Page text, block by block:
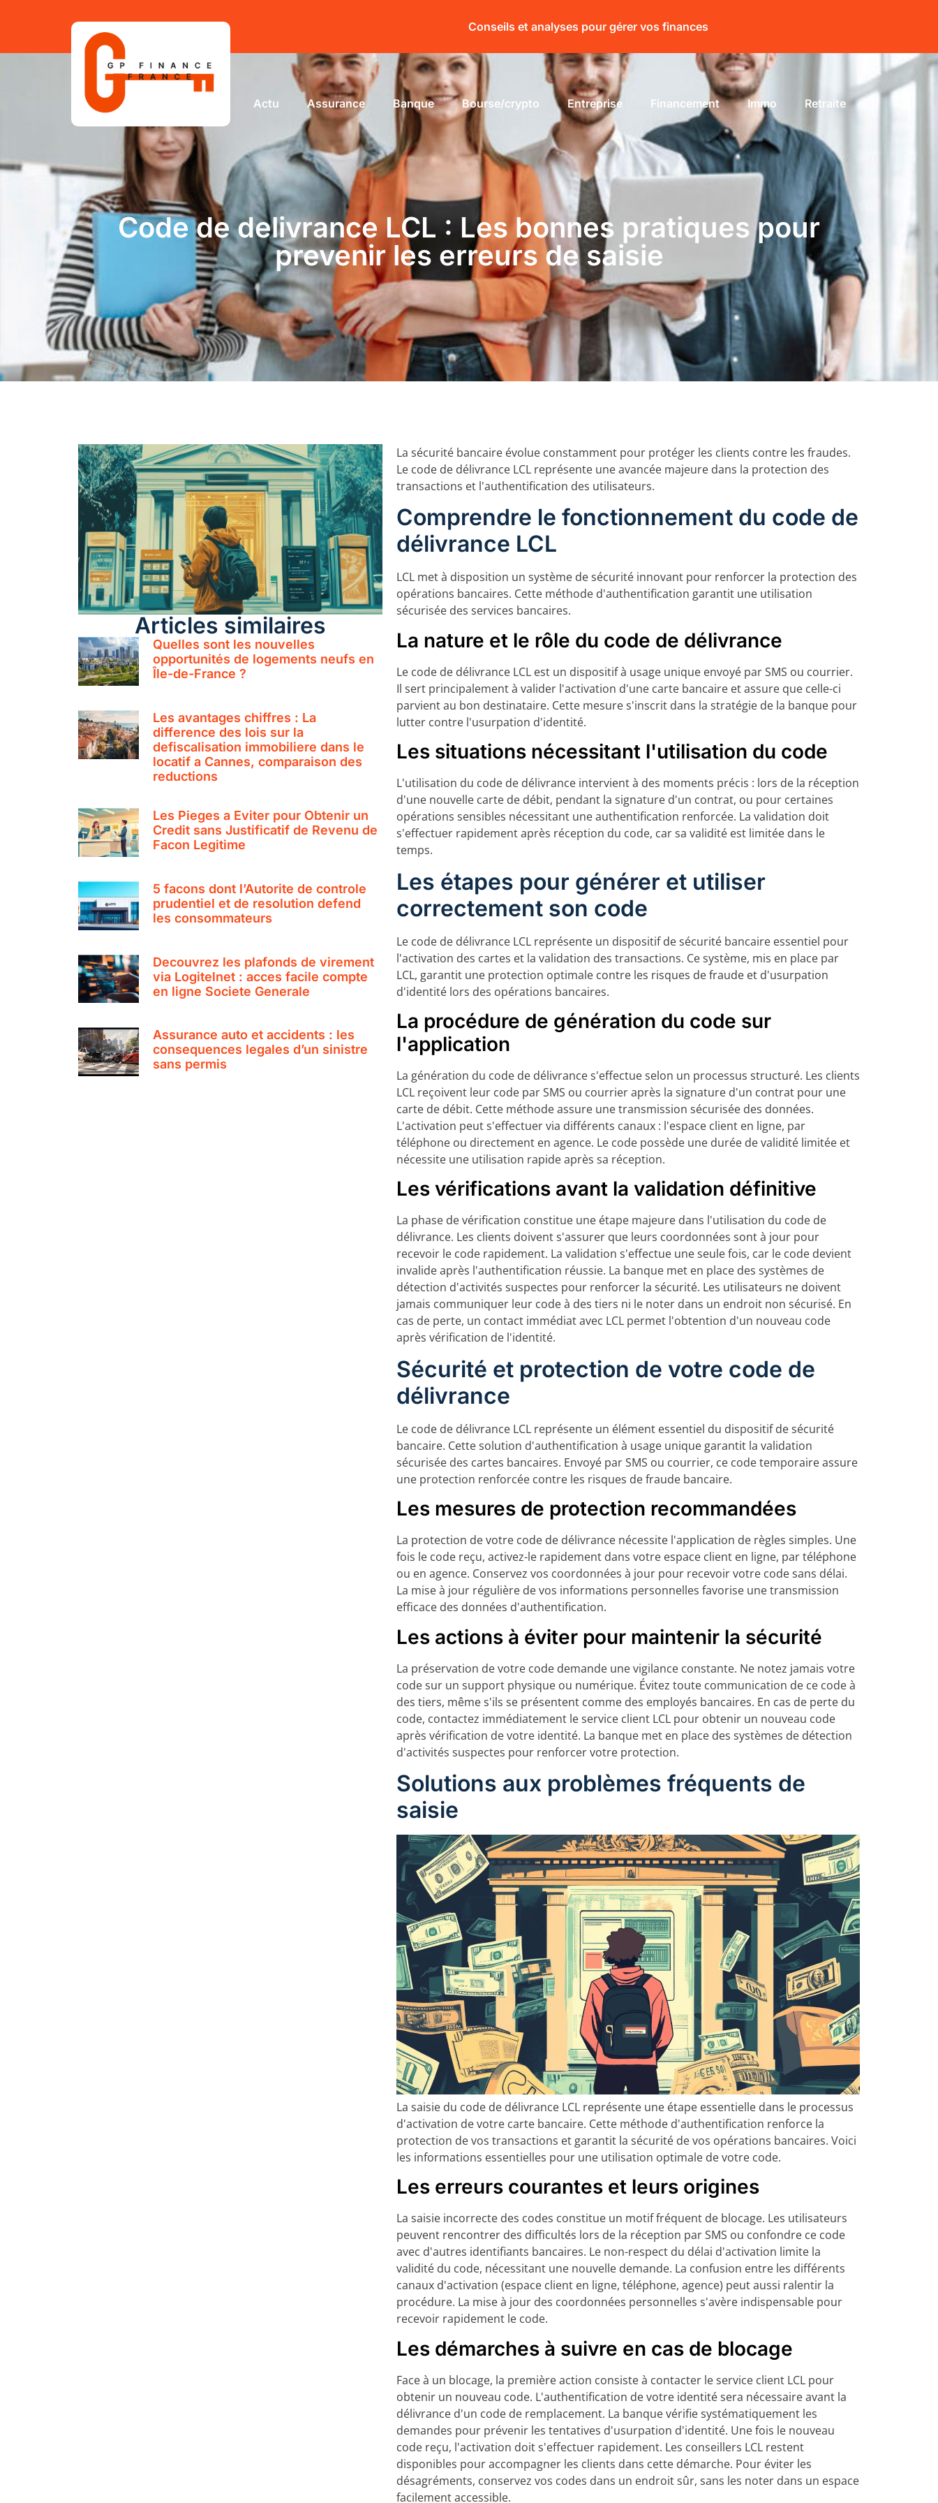
Conseils et analyses pour gérer vos finances
Actu Assurance Banque Bourse/crypto Entreprise Financement Immo Retraite
Code de delivrance LCL : Les bonnes pratiques pour
prevenir les erreurs de saisie
Articles similaires
Quelles sont les nouvelles
opportunités de logements neufs en
Île-de-France ?
Les avantages chiffres : La
difference des lois sur la
defiscalisation immobiliere dans le
locatif a Cannes, comparaison des
reductions
Les Pieges a Eviter pour Obtenir un
Credit sans Justificatif de Revenu de
Facon Legitime
5 facons dont l’Autorite de controle
prudentiel et de resolution defend
les consommateurs
Decouvrez les plafonds de virement
via Logitelnet : acces facile compte
en ligne Societe Generale
Assurance auto et accidents : les
consequences legales d’un sinistre
sans permis
La sécurité bancaire évolue constamment pour protéger les clients contre les fraudes.
Le code de délivrance LCL représente une avancée majeure dans la protection des
transactions et l'authentification des utilisateurs.
Comprendre le fonctionnement du code de
délivrance LCL
LCL met à disposition un système de sécurité innovant pour renforcer la protection des
opérations bancaires. Cette méthode d'authentification garantit une utilisation
sécurisée des services bancaires.
La nature et le rôle du code de délivrance
Le code de délivrance LCL est un dispositif à usage unique envoyé par SMS ou courrier.
Il sert principalement à valider l'activation d'une carte bancaire et assure que celle-ci
parvient au bon destinataire. Cette mesure s'inscrit dans la stratégie de la banque pour
lutter contre l'usurpation d'identité.
Les situations nécessitant l'utilisation du code
L'utilisation du code de délivrance intervient à des moments précis : lors de la réception
d'une nouvelle carte de débit, pendant la signature d'un contrat, ou pour certaines
opérations sensibles nécessitant une authentification renforcée. La validation doit
s'effectuer rapidement après réception du code, car sa validité est limitée dans le
temps.
Les étapes pour générer et utiliser
correctement son code
Le code de délivrance LCL représente un dispositif de sécurité bancaire essentiel pour
l'activation des cartes et la validation des transactions. Ce système, mis en place par
LCL, garantit une protection optimale contre les risques de fraude et d'usurpation
d'identité lors des opérations bancaires.
La procédure de génération du code sur
l'application
La génération du code de délivrance s'effectue selon un processus structuré. Les clients
LCL reçoivent leur code par SMS ou courrier après la signature d'un contrat pour une
carte de débit. Cette méthode assure une transmission sécurisée des données.
L'activation peut s'effectuer via différents canaux : l'espace client en ligne, par
téléphone ou directement en agence. Le code possède une durée de validité limitée et
nécessite une utilisation rapide après sa réception.
Les vérifications avant la validation définitive
La phase de vérification constitue une étape majeure dans l'utilisation du code de
délivrance. Les clients doivent s'assurer que leurs coordonnées sont à jour pour
recevoir le code rapidement. La validation s'effectue une seule fois, car le code devient
invalide après l'authentification réussie. La banque met en place des systèmes de
détection d'activités suspectes pour renforcer la sécurité. Les utilisateurs ne doivent
jamais communiquer leur code à des tiers ni le noter dans un endroit non sécurisé. En
cas de perte, un contact immédiat avec LCL permet l'obtention d'un nouveau code
après vérification de l'identité.
Sécurité et protection de votre code de
délivrance
Le code de délivrance LCL représente un élément essentiel du dispositif de sécurité
bancaire. Cette solution d'authentification à usage unique garantit la validation
sécurisée des cartes bancaires. Envoyé par SMS ou courrier, ce code temporaire assure
une protection renforcée contre les risques de fraude bancaire.
Les mesures de protection recommandées
La protection de votre code de délivrance nécessite l'application de règles simples. Une
fois le code reçu, activez-le rapidement dans votre espace client en ligne, par téléphone
ou en agence. Conservez vos coordonnées à jour pour recevoir votre code sans délai.
La mise à jour régulière de vos informations personnelles favorise une transmission
efficace des données d'authentification.
Les actions à éviter pour maintenir la sécurité
La préservation de votre code demande une vigilance constante. Ne notez jamais votre
code sur un support physique ou numérique. Évitez toute communication de ce code à
des tiers, même s'ils se présentent comme des employés bancaires. En cas de perte du
code, contactez immédiatement le service client LCL pour obtenir un nouveau code
après vérification de votre identité. La banque met en place des systèmes de détection
d'activités suspectes pour renforcer votre protection.
Solutions aux problèmes fréquents de
saisie
La saisie du code de délivrance LCL représente une étape essentielle dans le processus
d'activation de votre carte bancaire. Cette méthode d'authentification renforce la
protection de vos transactions et garantit la sécurité de vos opérations bancaires. Voici
les informations essentielles pour une utilisation optimale de votre code.
Les erreurs courantes et leurs origines
La saisie incorrecte des codes constitue un motif fréquent de blocage. Les utilisateurs
peuvent rencontrer des difficultés lors de la réception par SMS ou confondre ce code
avec d'autres identifiants bancaires. Le non-respect du délai d'activation limite la
validité du code, nécessitant une nouvelle demande. La confusion entre les différents
canaux d'activation (espace client en ligne, téléphone, agence) peut aussi ralentir la
procédure. La mise à jour des coordonnées personnelles s'avère indispensable pour
recevoir rapidement le code.
Les démarches à suivre en cas de blocage
Face à un blocage, la première action consiste à contacter le service client LCL pour
obtenir un nouveau code. L'authentification de votre identité sera nécessaire avant la
délivrance d'un code de remplacement. La banque vérifie systématiquement les
demandes pour prévenir les tentatives d'usurpation d'identité. Une fois le nouveau
code reçu, l'activation doit s'effectuer rapidement. Les conseillers LCL restent
disponibles pour accompagner les clients dans cette démarche. Pour éviter les
désagréments, conservez vos codes dans un endroit sûr, sans les noter dans un espace
facilement accessible.